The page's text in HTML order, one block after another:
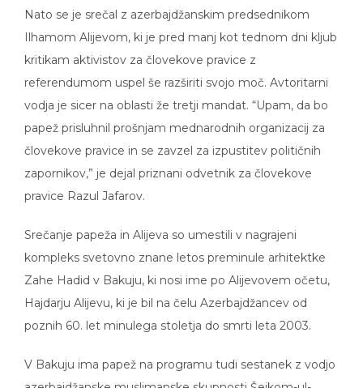
Nato se je srečal z azerbajdžanskim predsednikom
Ilhamom Alijevom, ki je pred manj kot tednom dni kljub
kritikam aktivistov za človekove pravice z
referendumom uspel še razširiti svojo moč. Avtoritarni
vodja je sicer na oblasti že tretji mandat. “Upam, da bo
papež prisluhnil prošnjam mednarodnih organizacij za
človekove pravice in se zavzel za izpustitev političnih
zapornikov,” je dejal priznani odvetnik za človekove
pravice Razul Jafarov.
Srečanje papeža in Alijeva so umestili v nagrajeni
kompleks svetovno znane letos preminule arhitektke
Zahe Hadid v Bakuju, ki nosi ime po Alijevovem očetu,
Hajdarju Alijevu, ki je bil na čelu Azerbajdžancev od
poznih 60. let minulega stoletja do smrti leta 2003.
V Bakuju ima papež na programu tudi sestanek z vodjo